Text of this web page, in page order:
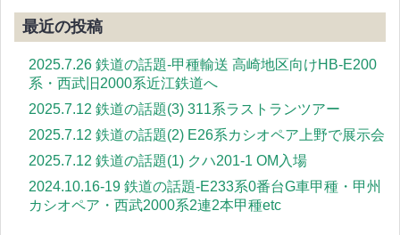
最近の投稿
2025.7.26 鉄道の話題-甲種輸送 高崎地区向けHB-E200
系・西武旧2000系近江鉄道へ
2025.7.12 鉄道の話題(3) 311系ラストランツアー
2025.7.12 鉄道の話題(2) E26系カシオペア上野で展示会
2025.7.12 鉄道の話題(1) クハ201-1 OM入場
2024.10.16-19 鉄道の話題-E233系0番台G車甲種・甲州
カシオペア・西武2000系2連2本甲種etc